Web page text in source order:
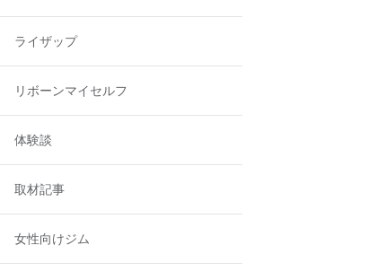
2ヶ月16回コース：184,800円（税込）入会金：通常33,000円（税込）
東京都練馬区豊玉北4-25-12 Stretzia101号室
ライザップ
リボーンマイセルフ
体験談
取材記事
女性向けジム